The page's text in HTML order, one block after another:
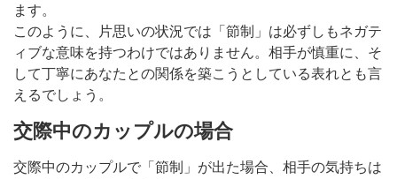
ます。
このように、片思いの状況では「節制」は必ずしもネガテ
ィブな意味を持つわけではありません。相手が慎重に、そ
して丁寧にあなたとの関係を築こうとしている表れとも言
えるでしょう。
交際中のカップルの場合
交際中のカップルで「節制」が出た場合、相手の気持ちは